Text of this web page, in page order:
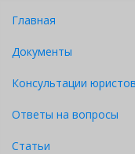
Главная
Документы
Консультации юристов
Ответы на вопросы
Статьи